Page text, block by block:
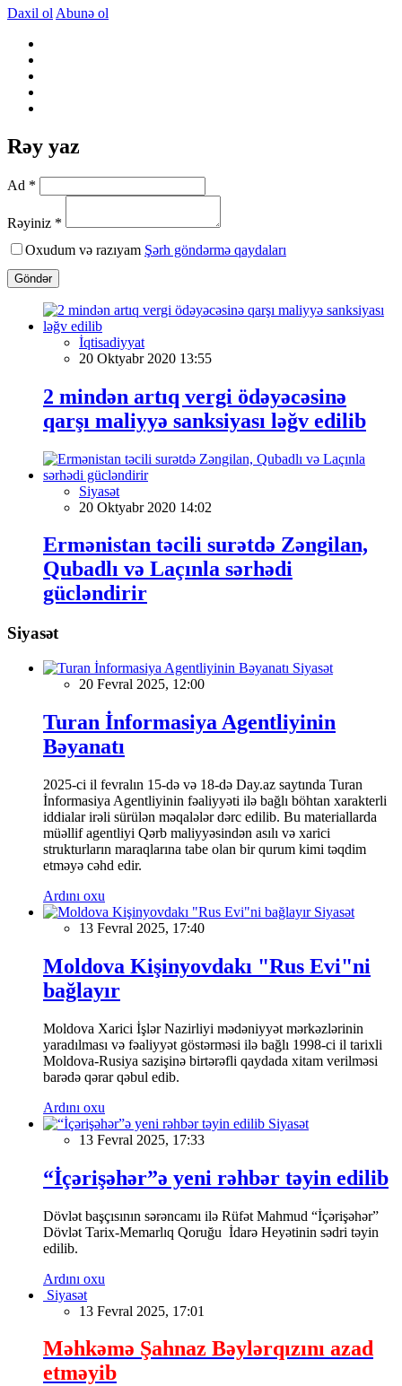
Daxil ol Abunə ol
Rəy yaz
Ad *
Rəyiniz *
Oxudum və razıyam Şərh göndərmə qaydaları
Göndər
İqtisadiyyat
20 Oktyabr 2020 13:55
2 mindən artıq vergi ödəyəcəsinə
qarşı maliyyə sanksiyası ləğv edilib
Siyasət
20 Oktyabr 2020 14:02
Ermənistan təcili surətdə Zəngilan,
Qubadlı və Laçınla sərhədi
gücləndirir
Siyasət
Siyasət
20 Fevral 2025, 12:00
Turan İnformasiya Agentliyinin
Bəyanatı
2025-ci il fevralın 15-də və 18-də Day.az saytında Turan
İnformasiya Agentliyinin fəaliyyəti ilə bağlı böhtan xarakterli
iddialar irəli sürülən məqalələr dərc edilib. Bu materiallarda
müəllif agentliyi Qərb maliyyəsindən asılı və xarici
strukturların maraqlarına tabe olan bir qurum kimi təqdim
etməyə cəhd edir.
Ardını oxu
Siyasət
13 Fevral 2025, 17:40
Moldova Kişinyovdakı "Rus Evi"ni
bağlayır
Moldova Xarici İşlər Nazirliyi mədəniyyət mərkəzlərinin
yaradılması və fəaliyyət göstərməsi ilə bağlı 1998-ci il tarixli
Moldova-Rusiya sazişinə birtərəfli qaydada xitam verilməsi
barədə qərar qəbul edib.
Ardını oxu
Siyasət
13 Fevral 2025, 17:33
“İçərişəhər”ə yeni rəhbər təyin edilib
Dövlət başçısının sərəncamı ilə Rüfət Mahmud “İçərişəhər”
Dövlət Tarix-Memarlıq Qoruğu İdarə Heyətinin sədri təyin
edilib.
Ardını oxu
Siyasət
13 Fevral 2025, 17:01
Məhkəmə Şahnaz Bəylərqızını azad
etməyib